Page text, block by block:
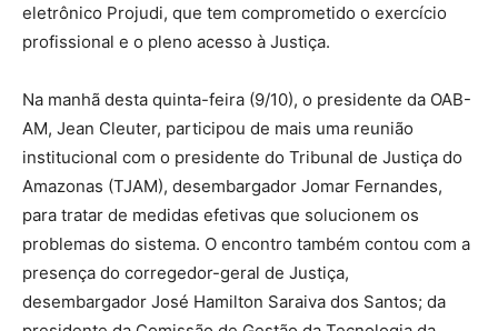
eletrônico Projudi, que tem comprometido o exercício
profissional e o pleno acesso à Justiça.
Na manhã desta quinta-feira (9/10), o presidente da OAB-
AM, Jean Cleuter, participou de mais uma reunião
institucional com o presidente do Tribunal de Justiça do
Amazonas (TJAM), desembargador Jomar Fernandes,
para tratar de medidas efetivas que solucionem os
problemas do sistema. O encontro também contou com a
presença do corregedor-geral de Justiça,
desembargador José Hamilton Saraiva dos Santos; da